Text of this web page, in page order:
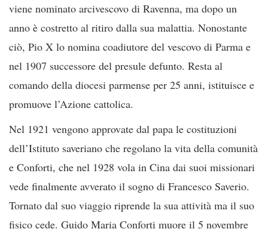
viene nominato arcivescovo di Ravenna, ma dopo un
anno è costretto al ritiro dalla sua malattia. Nonostante
ciò, Pio X lo nomina coadiutore del vescovo di Parma e
nel 1907 successore del presule defunto. Resta al
comando della diocesi parmense per 25 anni, istituisce e
promuove l’Azione cattolica.
Nel 1921 vengono approvate dal papa le costituzioni
dell’Istituto saveriano che regolano la vita della comunità
e Conforti, che nel 1928 vola in Cina dai suoi missionari
vede finalmente avverato il sogno di Francesco Saverio.
Tornato dal suo viaggio riprende la sua attività ma il suo
fisico cede. Guido Maria Conforti muore il 5 novembre